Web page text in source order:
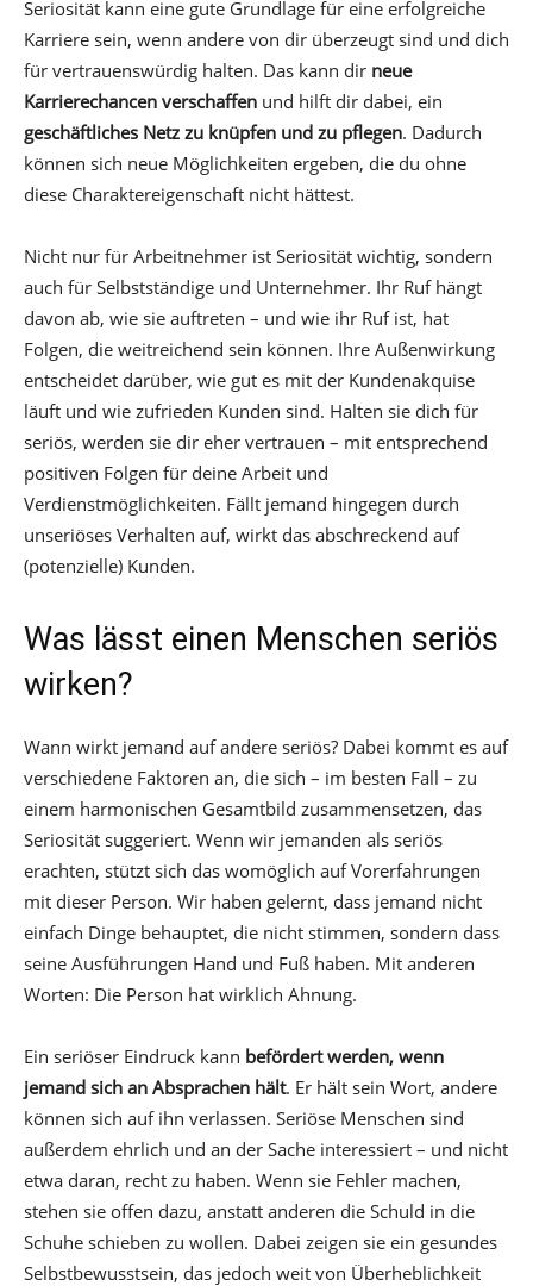
Seriosität kann eine gute Grundlage für eine erfolgreiche
Karriere sein, wenn andere von dir überzeugt sind und dich
für vertrauenswürdig halten. Das kann dir neue
Karrierechancen verschaffen und hilft dir dabei, ein
geschäftliches Netz zu knüpfen und zu pflegen. Dadurch
können sich neue Möglichkeiten ergeben, die du ohne
diese Charaktereigenschaft nicht hättest.
Nicht nur für Arbeitnehmer ist Seriosität wichtig, sondern
auch für Selbstständige und Unternehmer. Ihr Ruf hängt
davon ab, wie sie auftreten – und wie ihr Ruf ist, hat
Folgen, die weitreichend sein können. Ihre Außenwirkung
entscheidet darüber, wie gut es mit der Kundenakquise
läuft und wie zufrieden Kunden sind. Halten sie dich für
seriös, werden sie dir eher vertrauen – mit entsprechend
positiven Folgen für deine Arbeit und
Verdienstmöglichkeiten. Fällt jemand hingegen durch
unseriöses Verhalten auf, wirkt das abschreckend auf
(potenzielle) Kunden.
Was lässt einen Menschen seriös
wirken?
Wann wirkt jemand auf andere seriös? Dabei kommt es auf
verschiedene Faktoren an, die sich – im besten Fall – zu
einem harmonischen Gesamtbild zusammensetzen, das
Seriosität suggeriert. Wenn wir jemanden als seriös
erachten, stützt sich das womöglich auf Vorerfahrungen
mit dieser Person. Wir haben gelernt, dass jemand nicht
einfach Dinge behauptet, die nicht stimmen, sondern dass
seine Ausführungen Hand und Fuß haben. Mit anderen
Worten: Die Person hat wirklich Ahnung.
Ein seriöser Eindruck kann befördert werden, wenn
jemand sich an Absprachen hält. Er hält sein Wort, andere
können sich auf ihn verlassen. Seriöse Menschen sind
außerdem ehrlich und an der Sache interessiert – und nicht
etwa daran, recht zu haben. Wenn sie Fehler machen,
stehen sie offen dazu, anstatt anderen die Schuld in die
Schuhe schieben zu wollen. Dabei zeigen sie ein gesundes
Selbstbewusstsein, das jedoch weit von Überheblichkeit